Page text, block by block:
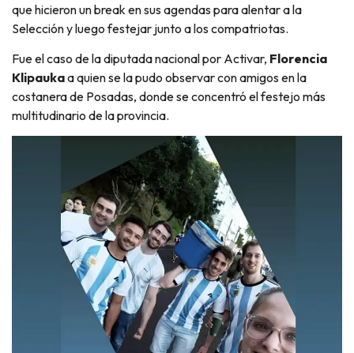
que hicieron un break en sus agendas para alentar a la
Selección y luego festejar junto a los compatriotas.
Fue el caso de la diputada nacional por Activar, Florencia
Klipaukaa quien se la pudo observar con amigos en la
costanera de Posadas, donde se concentró el festejo más
multitudinario de la provincia.